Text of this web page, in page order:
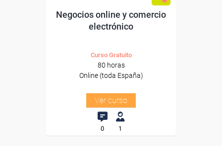
Negocios online y comercio
electrónico
Curso Gratuito
80 horas
Online (toda España)
Ver curso
0 1